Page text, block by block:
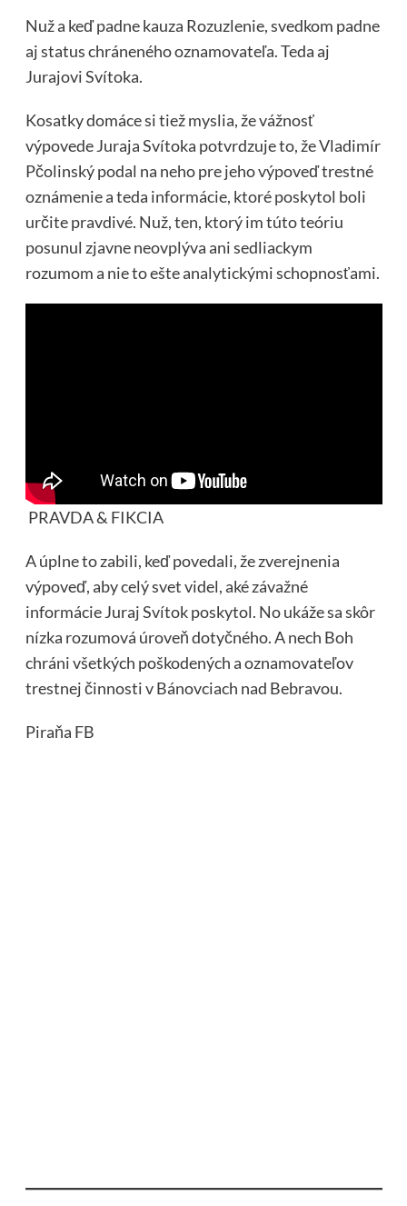
Nuž a keď padne kauza Rozuzlenie, svedkom padne
aj status chráneného oznamovateľa. Teda aj
Jurajovi Svítoka.
Kosatky domáce si tiež myslia, že vážnosť
výpovede Juraja Svítoka potvrdzuje to, že Vladimír
Pčolinský podal na neho pre jeho výpoveď trestné
oznámenie a teda informácie, ktoré poskytol boli
určite pravdivé. Nuž, ten, ktorý im túto teóriu
posunul zjavne neovplýva ani sedliackym
rozumom a nie to ešte analytickými schopnosťami.
PRAVDA & FIKCIA
A úplne to zabili, keď povedali, že zverejnenia
výpoveď, aby celý svet videl, aké závažné
informácie Juraj Svítok poskytol. No ukáže sa skôr
nízka rozumová úroveň dotyčného. A nech Boh
chráni všetkých poškodených a oznamovateľov
trestnej činnosti v Bánovciach nad Bebravou.
Piraňa FB